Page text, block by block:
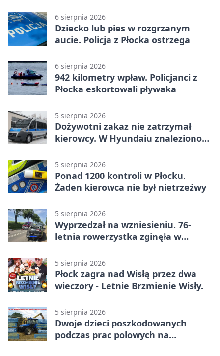
6 sierpnia 2026
Dziecko lub pies w rozgrzanym
aucie. Policja z Płocka ostrzega
6 sierpnia 2026
942 kilometry wpław. Policjanci z
Płocka eskortowali pływaka
5 sierpnia 2026
Dożywotni zakaz nie zatrzymał
kierowcy. W Hyundaiu znaleziono
5 sierpnia 2026
Ponad 1200 kontroli w Płocku.
Żaden kierowca nie był nietrzeźwy
5 sierpnia 2026
Wyprzedzał na wzniesieniu. 76-
letnia rowerzystka zginęła w
5 sierpnia 2026
Płock zagra nad Wisłą przez dwa
wieczory - Letnie Brzmienie Wisły.
5 sierpnia 2026
Dwoje dzieci poszkodowanych
podczas prac polowych na